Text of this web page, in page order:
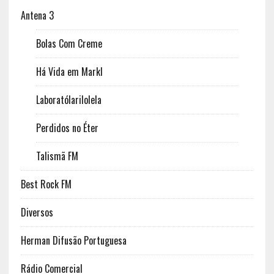
Antena 3
Bolas Com Creme
Há Vida em Markl
Laboratólarilolela
Perdidos no Éter
Talismã FM
Best Rock FM
Diversos
Herman Difusão Portuguesa
Rádio Comercial